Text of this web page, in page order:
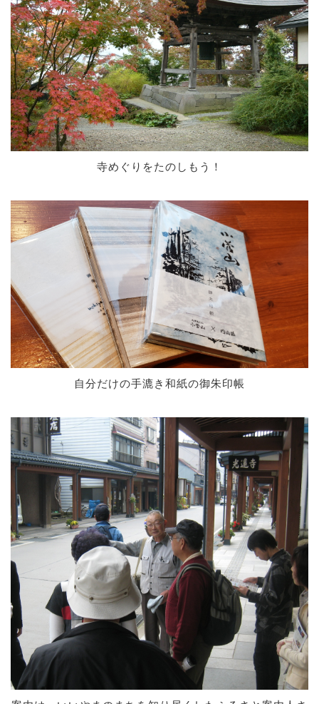
寺めぐりをたのしもう！
自分だけの手漉き和紙の御朱印帳